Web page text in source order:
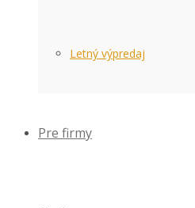
Letný výpredaj
Pre firmy